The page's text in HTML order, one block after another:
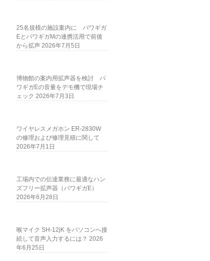
25名規模の施設案内に パワギガ
EとパワギガMの連携活用で前後
から拡声 2026年7月5日
博物館の案内用拡声器を検討 パ
ワギガEの音量をデモ機で現場チ
ェック 2026年7月3日
ワイヤレスメガホン ER-2830W
の修理および修理見積に関して
2026年7月1日
工場内での伝達業務に最適なハン
ズフリー拡声器（パワギガE）
2026年6月28日
喉マイク SH-12jK をパソコンへ接
続して音声入力するには？ 2026
年6月25日